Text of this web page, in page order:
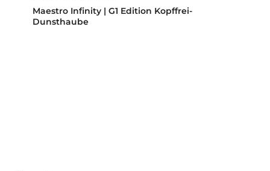
Maestro Infinity | G1 Edition Kopffrei-
Dunsthaube